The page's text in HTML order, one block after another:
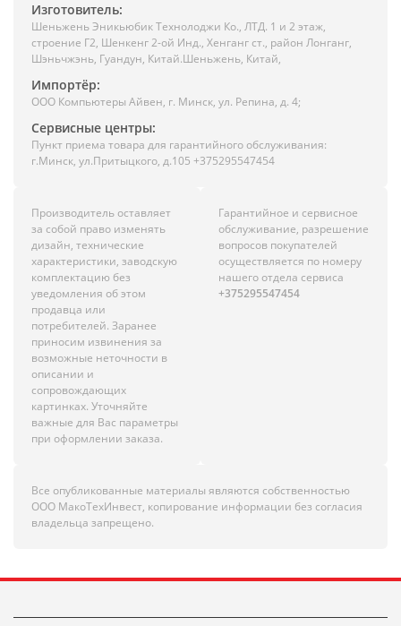
Изготовитель:
Шеньжень Эникьюбик Технолоджи Ко., ЛТД. 1 и 2 этаж,
строение Г2, Шенкенг 2-ой Инд., Хенганг ст., район Лонганг,
Шэньчжэнь, Гуандун, Китай.Шеньжень, Китай,
Импортёр:
ООО Компьютеры Айвен, г. Минск, ул. Репина, д. 4;
Сервисные центры:
Пункт приема товара для гарантийного обслуживания:
г.Минск, ул.Притыцкого, д.105 +375295547454
Производитель оставляет
за собой право изменять
дизайн, технические
характеристики, заводскую
комплектацию без
уведомления об этом
продавца или
потребителей. Заранее
приносим извинения за
возможные неточности в
описании и
сопровождающих
картинках. Уточняйте
важные для Вас параметры
при оформлении заказа.
Гарантийное и сервисное
обслуживание, разрешение
вопросов покупателей
осуществляется по номеру
нашего отдела сервиса
+375295547454
Все опубликованные материалы являются собственностью
ООО МакоТехИнвест, копирование информации без согласия
владельца запрещено.